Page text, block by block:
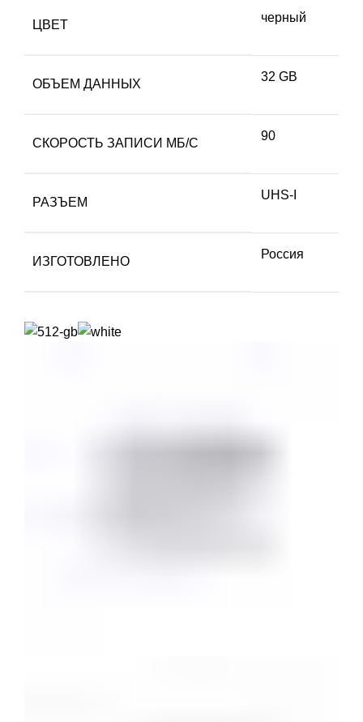
ЦВЕТ
черный
ОБЪЕМ ДАННЫХ
32 GB
СКОРОСТЬ ЗАПИСИ МБ/С
90
РАЗЪЕМ
UHS-I
ИЗГОТОВЛЕНО
Россия